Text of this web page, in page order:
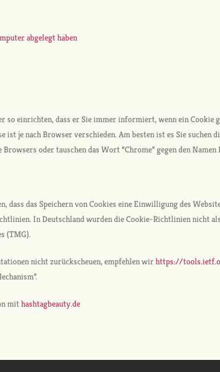
abgelegt haben
einrichten, dass er Sie immer informiert, wenn ein Cookie
ist je nach Browser verschieden. Am besten ist es Sie
oder tauschen das Wort “Chrome” gegen den
dass das Speichern von Cookies eine Einwilligung des
In Deutschland wurden die Cookie-Richtlinien nicht
(TMG).
nicht zurückscheuen, empfehlen wirhttps://
mithashtagbeauty.de